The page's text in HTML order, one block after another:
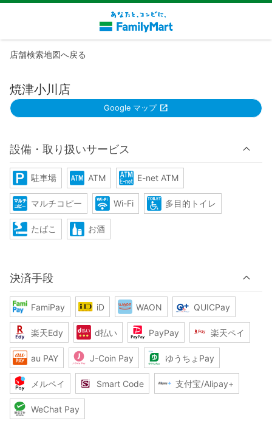
店舗検索地図へ戻る
焼津小川店
Google マップ
設備・取り扱いサービス
駐車場 ATM E-net ATM
マルチコピー Wi-Fi 多目的トイレ
たばこ お酒
決済手段
FamiPay iD WAON QUICPay
楽天Edy d払い PayPay 楽天ペイ
au PAY J-Coin Pay ゆうちょPay
メルペイ Smart Code 支付宝/Alipay+
WeChat Pay